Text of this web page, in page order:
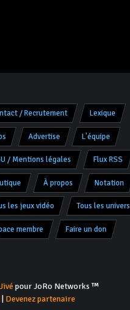
/ Recrutement Lexique
Advertise L'équipe
/ Mentions légales Flux RSS
À propos Notation
les jeux vidéo Tous les univers
membre Faire un don
Jivépour JoRo Networks ™
Devenez partenaire